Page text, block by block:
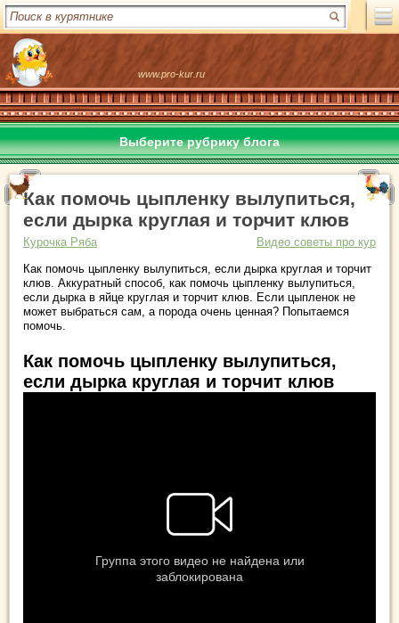
www.pro-kur.ru
Выберите рубрику блога
Как помочь цыпленку вылупиться,
если дырка круглая и торчит клюв
Курочка Ряба
Видео советы про кур
Как помочь цыпленку вылупиться, если дырка круглая и торчит
клюв. Аккуратный способ, как помочь цыпленку вылупиться,
если дырка в яйце круглая и торчит клюв. Если цыпленок не
может выбраться сам, а порода очень ценная? Попытаемся
помочь.
Как помочь цыпленку вылупиться,
если дырка круглая и торчит клюв